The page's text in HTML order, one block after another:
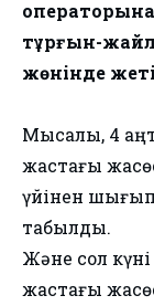
операторына
тұрғын-
жөнінде
Мысалы, 4
жастағы
үйінен шығып
табылды.
Және сол
жастағы